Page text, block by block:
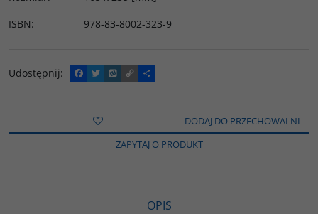
ISBN: 978-83-8002-323-9
Udostępnij:
F
a
e
o
k
T
w
t
t
e
W
y
o
C
o
y
i
n
k
P
o
z
e
l
s
DODAJ DO PRZECHOWALNI
ZAPYTAJ O PRODUKT
OPIS